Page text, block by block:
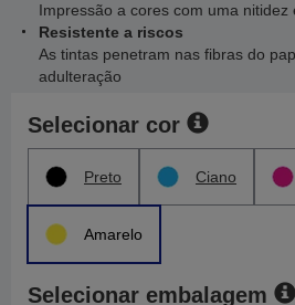
Impressão a cores com uma nitidez
Resistente a riscos
As tintas penetram nas fibras do
adulteração
Selecionar cor
Preto Ciano
Amarelo
Selecionar embalagem